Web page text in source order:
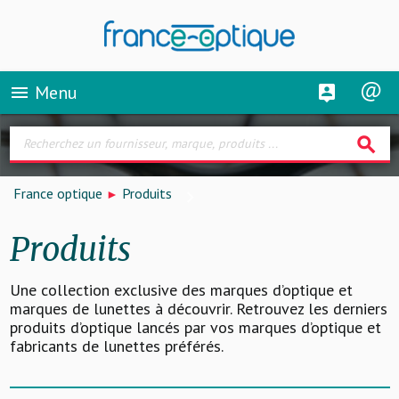
menu Menu
search
France optique Produits
Produits
Une collection exclusive des marques d’optique et
marques de lunettes à découvrir. Retrouvez les derniers
produits d’optique lancés par vos marques d’optique et
fabricants de lunettes préférés.